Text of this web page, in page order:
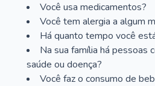
Você usa medicamentos?
Você tem alergia a algum
Há quanto tempo você
Na sua família há pessoas
saúde ou doença?
Você faz o consumo de